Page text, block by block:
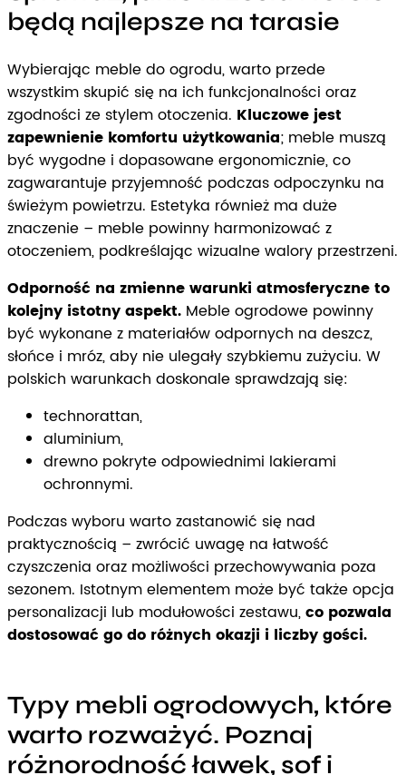
będą najlepsze na tarasie
Wybierając meble do ogrodu, warto przede
wszystkim skupić się na ich funkcjonalności oraz
zgodności ze stylem otoczenia. Kluczowe jest
zapewnienie komfortu użytkowania; meble muszą
być wygodne i dopasowane ergonomicznie, co
zagwarantuje przyjemność podczas odpoczynku na
świeżym powietrzu. Estetyka również ma duże
znaczenie – meble powinny harmonizować z
otoczeniem, podkreślając wizualne walory przestrzeni.
Odporność na zmienne warunki atmosferyczne to
kolejny istotny aspekt. Meble ogrodowe powinny
być wykonane z materiałów odpornych na deszcz,
słońce i mróz, aby nie ulegały szybkiemu zużyciu. W
polskich warunkach doskonale sprawdzają się:
technorattan,
aluminium,
drewno pokryte odpowiednimi lakierami
ochronnymi.
Podczas wyboru warto zastanowić się nad
praktycznością – zwrócić uwagę na łatwość
czyszczenia oraz możliwości przechowywania poza
sezonem. Istotnym elementem może być także opcja
personalizacji lub modułowości zestawu,co pozwala
dostosować go do różnych okazji i liczby gości.
Typy mebli ogrodowych, które
warto rozważyć. Poznaj
różnorodność ławek, sof i